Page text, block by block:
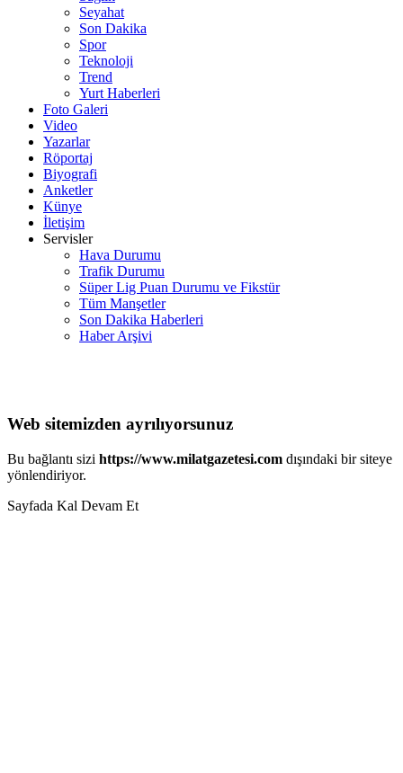
Seyahat
Son Dakika
Spor
Teknoloji
Trend
Yurt Haberleri
Foto Galeri
Video
Yazarlar
Röportaj
Biyografi
Anketler
Künye
İletişim
Servisler
Hava Durumu
Trafik Durumu
Süper Lig Puan Durumu ve Fikstür
Tüm Manşetler
Son Dakika Haberleri
Haber Arşivi
Web sitemizden ayrılıyorsunuz
Bu bağlantı sizi https://www.milatgazetesi.com dışındaki bir siteye
yönlendiriyor.
Sayfada Kal Devam Et